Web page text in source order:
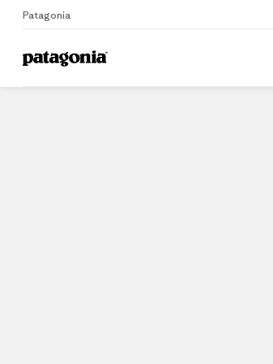
Patagonia
Home Händler